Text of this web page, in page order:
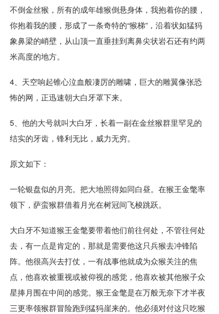
不倒金丝猴，所有的成年雄猴倒悬身体，我抱着你的腰，
你抱着我的腰，形成了一条奇特的“猴梯”，沿着状如猛犸
象鼻梁的峭壁，从山顶一直垂挂到离鼻尖状岩石还有约两
米高度的地方。
4、天空响起锥心泣血般凄厉的雕啸，巨大的雕翼像张恐
怖的网，正迅速朝大白牙罩下来。
5、他的大号就叫大白牙，长着一副在金丝猴群里罕见的
结实的牙齿，锋利无比，威力无穷。
原文如下：
一轮银盘似的月亮。把大地照得如同白昼。在猴王金氅率
领下，萨蛮猴群借着月光在树冠间飞梭跳跃。
大白牙不知道猴王金氅要带着他们前往何处，不管往何处
去，有一点是肯定的，那就是需要他这只兵猴去冲锋陷
阵。他很高兴去打仗，一有战事他就成为众猴关注的焦
点，他喜欢被重视或被仰视的感觉，他喜欢被其他猴子众
星捧月围在中间的感觉。猴王金氅是在万般无奈下才半夜
三更率领猴群冒险跑到猛犸崖来的。他必须对付这只吃猴